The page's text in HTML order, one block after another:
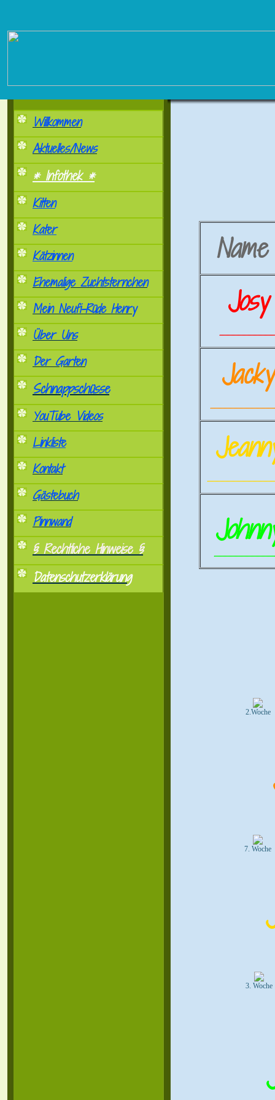
Willkommen
Aktuelles/News
* Infothek *
Kitten
Kater
Kätzinnen
Ehemalige Zuchtsternchen
Mein Neufi-Rüde Henry
Über Uns
Der Garten
Schnappschüsse
YouTube Videos
Linkliste
Kontakt
Gästebuch
Pinnwand
§ Rechtliche Hinweise §
Datenschutzerklärung
Josy
..............................................
2.Woche
7. Woche
3. Woche